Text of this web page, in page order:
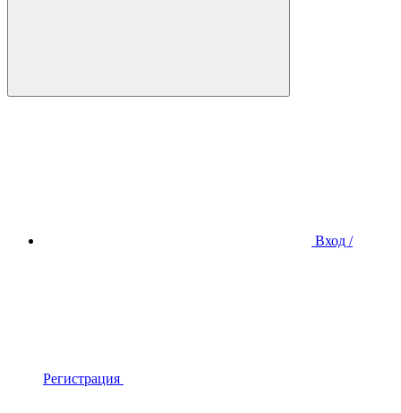
Вход /
Регистрация